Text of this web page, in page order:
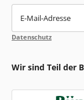
E-Mail-Adresse
Datenschutz
Wir sind Teil der